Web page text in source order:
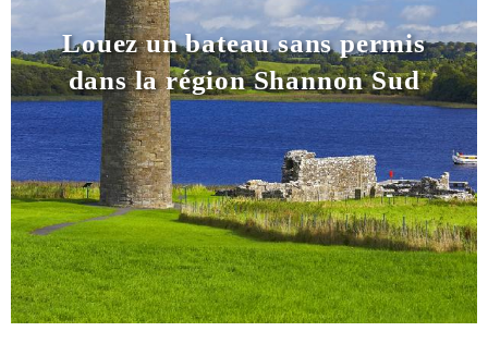
Louez un bateau sans permis
dans la région Shannon Sud